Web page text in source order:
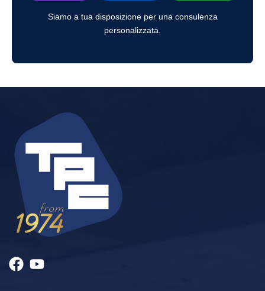
Siamo a tua disposizione per una consulenza
personalizzata.